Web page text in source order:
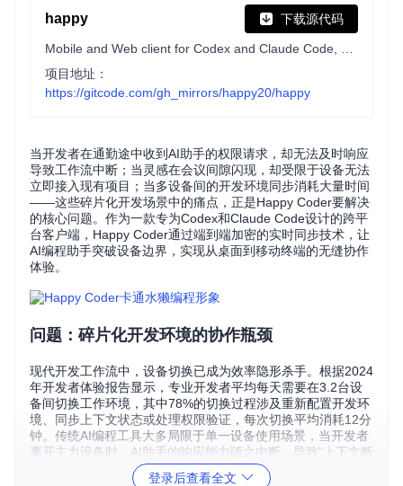
happy 下载源代码
项目地址：
https://gitcode.com/gh_mirrors/happy20/happy
当开发者在通勤途中收到AI助手的权限请求，却无法及时响应
导致工作流中断；当灵感在会议间隙闪现，却受限于设备无法
立即接入现有项目；当多设备间的开发环境同步消耗大量时间
——这些碎片化开发场景中的痛点，正是Happy Coder要解决
的核心问题。作为一款专为Codex和Claude Code设计的跨平
台客户端，Happy Coder通过端到端加密的实时同步技术，让
AI编程助手突破设备边界，实现从桌面到移动终端的无缝协作
体验。
问题：碎片化开发环境的协作瓶颈
现代开发工作流中，设备切换已成为效率隐形杀手。根据2024
年开发者体验报告显示，专业开发者平均每天需要在3.2台设
备间切换工作环境，其中78%的切换过程涉及重新配置开发环
境、同步上下文状态或处理权限验证，每次切换平均消耗12分
钟。传统AI编程工具大多局限于单一设备使用场景，当开发者
离开主力设备时，AI助手的响应能力随之中断，导致"上下文断
裂"现象——这正是Happy Coder要破解的关键难题。
登录后查看全文